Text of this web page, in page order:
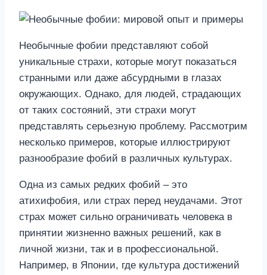
Необычные фобии представляют собой
уникальные страхи, которые могут показаться
странными или даже абсурдными в глазах
окружающих. Однако, для людей, страдающих
от таких состояний, эти страхи могут
представлять серьезную проблему. Рассмотрим
несколько примеров, которые иллюстрируют
разнообразие фобий в различных культурах.
Одна из самых редких фобий – это
атихифобия, или страх перед неудачами. Этот
страх может сильно ограничивать человека в
принятии жизненно важных решений, как в
личной жизни, так и в профессиональной.
Например, в Японии, где культура достижений